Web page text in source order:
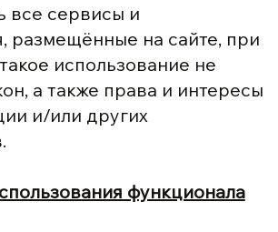
все сервисы и
размещённые на сайте, при
использование не
а также права и интересы
и/или других
функционала